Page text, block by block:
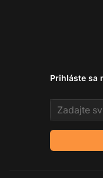
Prihláste sa
Email